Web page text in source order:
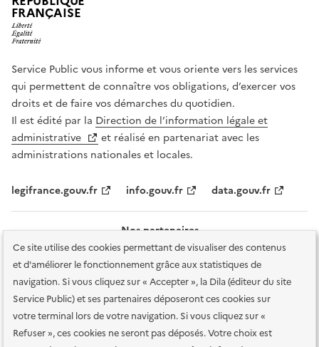
Ce site utilise des cookies permettant de visualiser des contenus
et d'améliorer le fonctionnement grâce aux statistiques de
navigation. Si vous cliquez sur « Accepter », la Dila (éditeur du site
Service Public) et ses partenaires déposeront ces cookies sur
votre terminal lors de votre navigation. Si vous cliquez sur «
Refuser », ces cookies ne seront pas déposés. Votre choix est
FRANÇAISE
Service Public vous informe et vous oriente vers les services
qui permettent de connaître vos obligations, d’exercer vos
droits et de faire vos démarches du quotidien.
Il est édité par la Direction de l’information légale et
administrative
et réalisé en partenariat avec les
administrations nationales et locales.
legifrance.gouv.fr info.gouv.fr data.gouv.fr
Nos partenaires
Plan du site Accessibilité : totalement conforme
Accessibilité des